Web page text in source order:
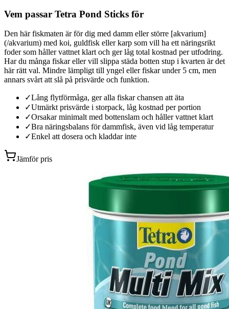
Vem passar Tetra Pond Sticks för
Den här fiskmaten är för dig med damm eller större [akvarium]
(/akvarium) med koi, guldfisk eller karp som vill ha ett näringsrikt
foder som håller vattnet klart och ger låg total kostnad per utfodring.
Har du många fiskar eller vill slippa städa botten stup i kvarten är det
här rätt val. Mindre lämpligt till yngel eller fiskar under 5 cm, men
annars svårt att slå på prisvärde och funktion.
✓Lång flytförmåga, ger alla fiskar chansen att äta
✓Utmärkt prisvärde i storpack, låg kostnad per portion
✓Orsakar minimalt med bottenslam och håller vattnet klart
✓Bra näringsbalans för dammfisk, även vid låg temperatur
✓Enkel att dosera och kladdar inte
Jämför pris